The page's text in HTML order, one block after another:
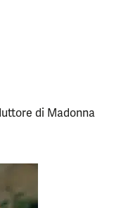
di Madonna